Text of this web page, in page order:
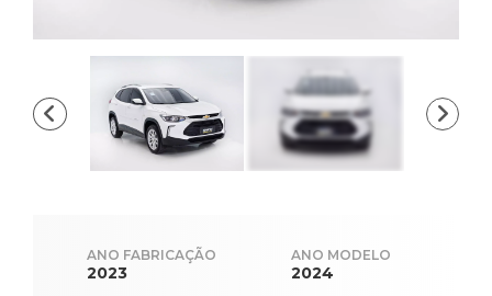
ANO FABRICAÇÃO
2023
ANO MODELO
2024